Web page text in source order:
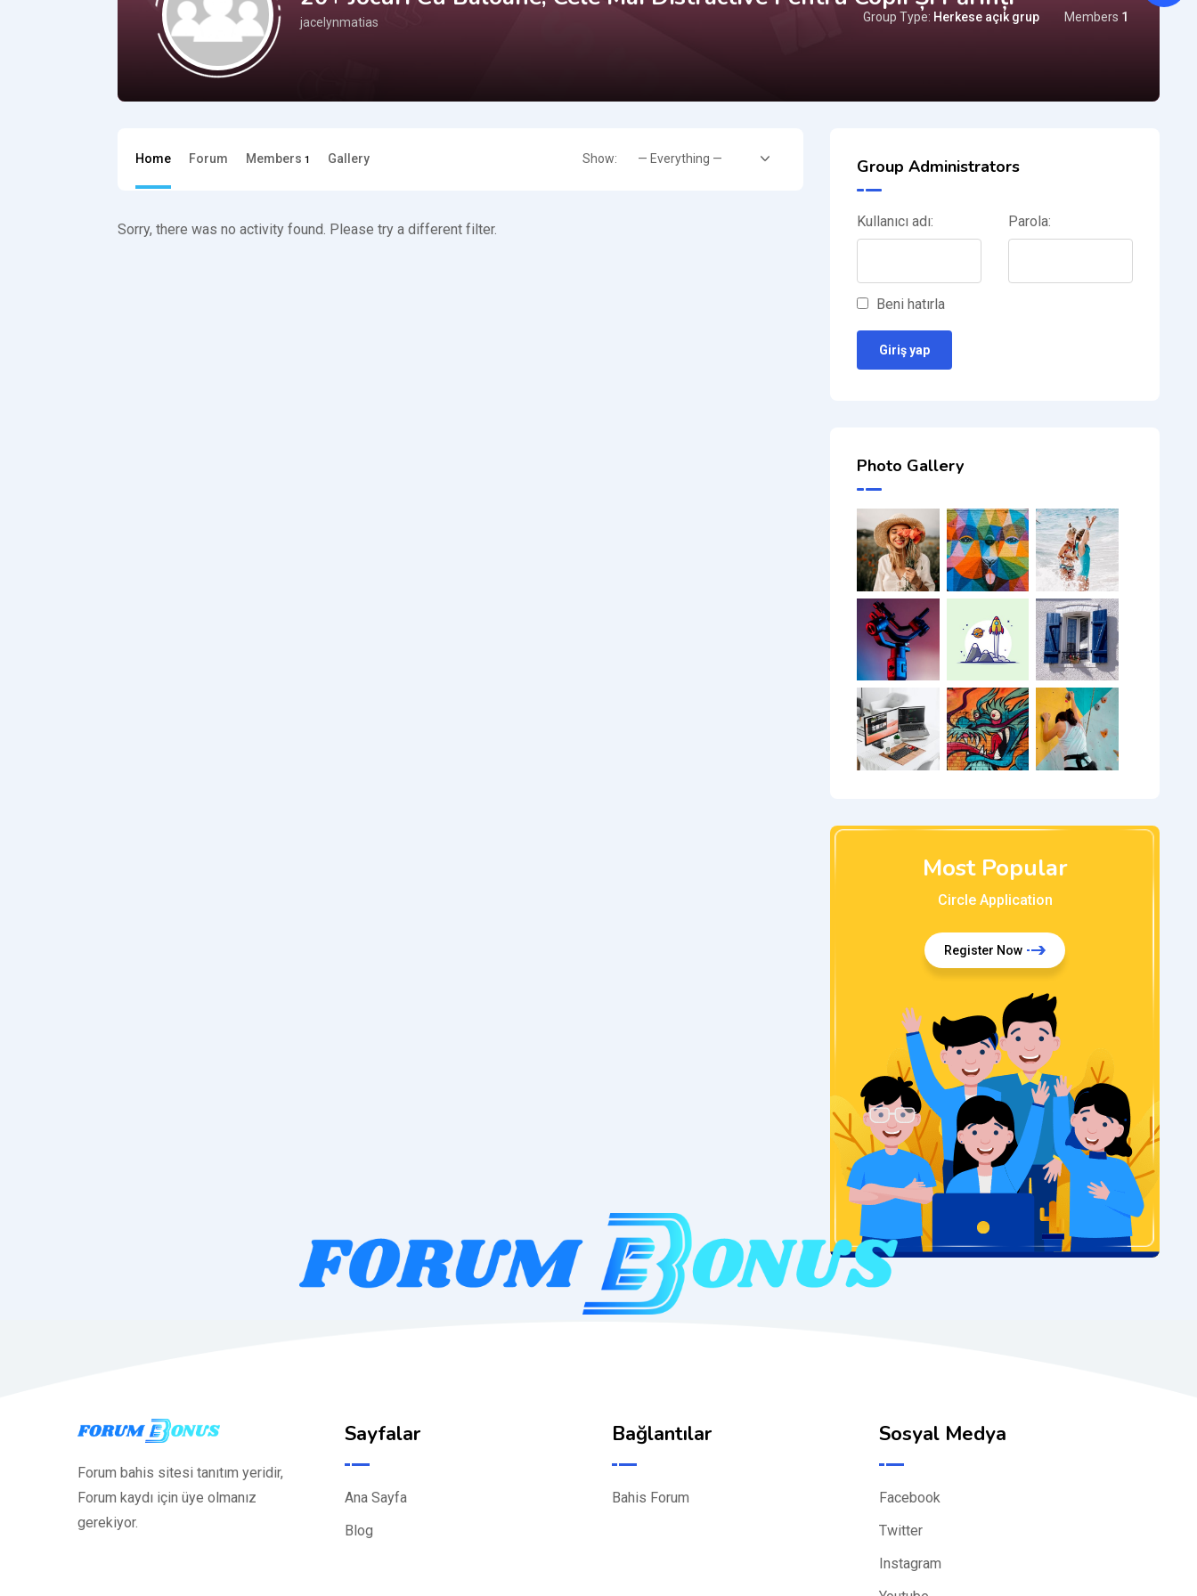
jacelynmatias Group Type: Herkese açık grup Members 1
Home Forum Members 1 Gallery Show:
Sorry, there was no activity found. Please try a different filter.
Group Administrators
Kullanıcı adı: Parola:
Beni hatırla
Giriş yap
Photo Gallery
Most Popular
Circle Application
Register Now
Forum bahis sitesi tanıtım yeridir,
Forum kaydı için üye olmanız
gerekiyor.
Sayfalar
Ana Sayfa
Blog
Bağlantılar
Bahis Forum
Sosyal Medya
Facebook
Twitter
Instagram